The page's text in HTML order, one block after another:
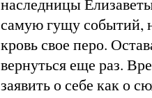
самую гущу событий,
кровь свое перо.
вернуться еще раз.
заявить о себе как о